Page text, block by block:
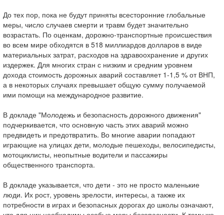
До тех пор, пока не будут приняты всесторонние глобальные
меры, число случаев смерти и травм будет значительно
возрастать. По оценкам, дорожно-транспортные происшествия
во всем мире обходятся в 518 миллиардов долларов в виде
материальных затрат, расходов на здравоохранение и других
издержек. Для многих стран с низким и средним уровнем
дохода стоимость дорожных аварий составляет 1-1,5 % от ВНП,
а в некоторых случаях превышает общую сумму получаемой
ими помощи на международное развитие.
В докладе "Молодежь и безопасность дорожного движения"
подчеркивается, что основную часть этих аварий можно
предвидеть и предотвратить. Во многие аварии попадают
играющие на улицах дети, молодые пешеходы, велосипедисты,
мотоциклисты, неопытные водители и пассажиры
общественного транспорта.
В докладе указывается, что дети - это не просто маленькие
люди. Их рост, уровень зрелости, интересы, а также их
потребности в играх и безопасных дорогах до школы означают,